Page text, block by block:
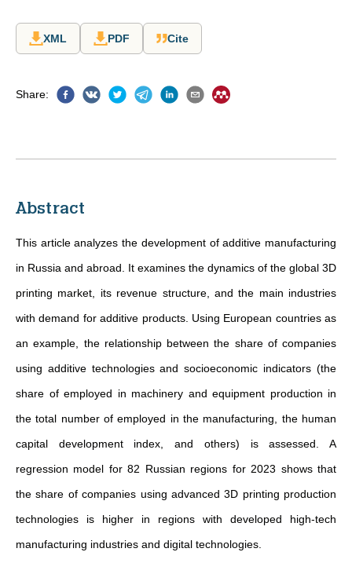
XML PDF Cite
Share:
Abstract
This article analyzes the development of additive manufacturing
in Russia and abroad. It examines the dynamics of the global 3D
printing market, its revenue structure, and the main industries
with demand for additive products. Using European countries as
an example, the relationship between the share of companies
using additive technologies and socioeconomic indicators (the
share of employed in machinery and equipment production in
the total number of employed in the manufacturing, the human
capital development index, and others) is assessed. A
regression model for 82 Russian regions for 2023 shows that
the share of companies using advanced 3D printing production
technologies is higher in regions with developed high-tech
manufacturing industries and digital technologies.